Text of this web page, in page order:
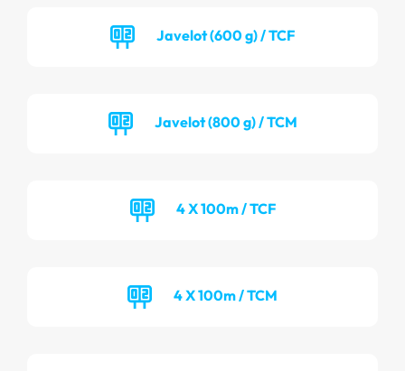
Javelot (600 g) / TCF
Javelot (800 g) / TCM
4 X 100m / TCF
4 X 100m / TCM